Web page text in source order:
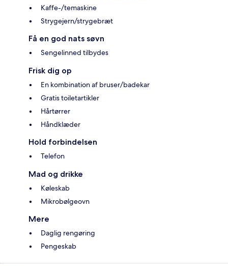
Kaffe-/temaskine
Strygejern/strygebræt
Få en god nats søvn
Sengelinned tilbydes
Frisk dig op
En kombination af bruser/badekar
Gratis toiletartikler
Hårtørrer
Håndklæder
Hold forbindelsen
Telefon
Mad og drikke
Køleskab
Mikrobølgeovn
Mere
Daglig rengøring
Pengeskab